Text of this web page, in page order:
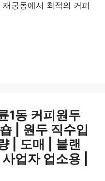
궁동에서 최적의 커피
1동 커피원두
| 원두 직수입
| 도매 | 블랜
업자 업소용 |